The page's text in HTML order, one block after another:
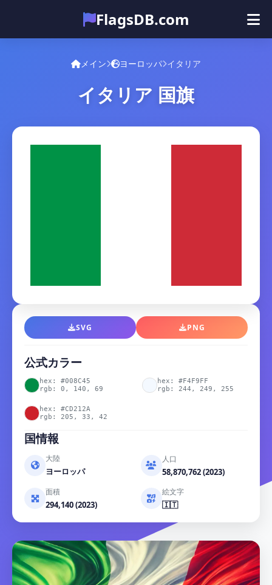
FlagsDB.com
メイン
クイズ
メイン ヨーロッパ イタリア
イタリア 国旗
SVG PNG
公式カラー
hex: #008C45
rgb: 0, 140, 69
hex: #F4F9FF
rgb: 244, 249, 255
hex: #CD212A
rgb: 205, 33, 42
国情報
大陸
ヨーロッパ
人口
58,870,762 (2023)
面積
294,140 (2023)
絵文字
🇮🇹